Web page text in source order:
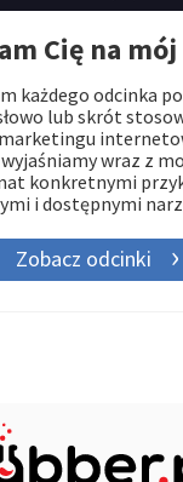
Cię na
każdego odcinka
lub skrót
wraz z
konkretnymi
i dostępnymi
Zobacz odcinki